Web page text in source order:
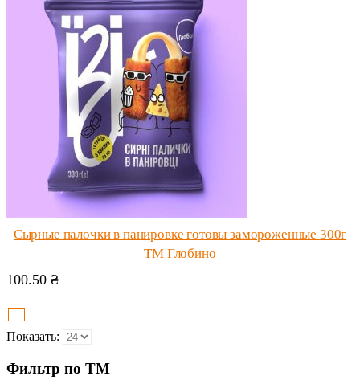
Сырные палочки в панировке готовы замороженные 300г
ТМ Глобино
100.50 ₴
Показать:
Фильтр по ТМ